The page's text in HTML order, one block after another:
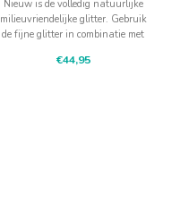
Nieuw is de volledig natuurlijke
milieuvriendelijke glitter. Gebruik
de fijne glitter in combinatie met
of op zichzelf.
€44,95